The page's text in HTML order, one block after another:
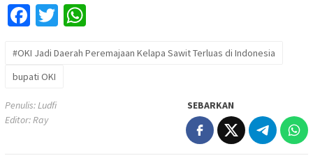
Facebook
Twitter
#OKI Jadi Daerah Peremajaan Kelapa Sawit Terluas di Indonesia
bupati OKI
Penulis: Ludfi
Editor: Ray
SEBARKAN